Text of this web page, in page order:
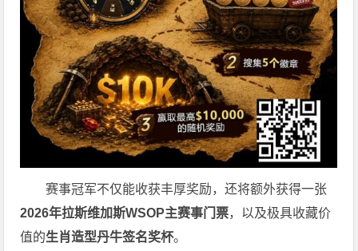
赛事冠军不仅能收获丰厚奖励，还将额外获得一张
2026年拉斯维加斯WSOP主赛事门票，以及极具收藏价
值的生肖造型丹牛签名奖杯。